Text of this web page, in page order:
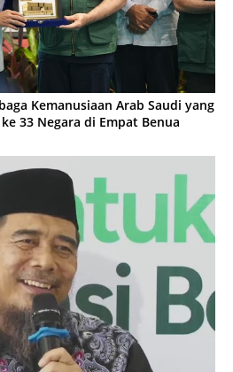
Kemanusiaan Arab Saudi yang
33 Negara di Empat Benua